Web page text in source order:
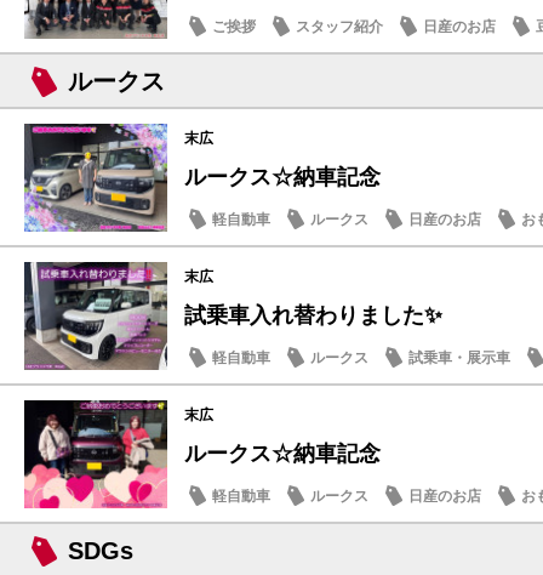
ご挨拶 スタッフ紹介 日産のお店
ルークス
末広
ルークス☆納車記念
軽自動車 ルークス 日産のお店 お
末広
試乗車入れ替わりました✨
軽自動車 ルークス 試乗車・展示車
末広
ルークス☆納車記念
軽自動車 ルークス 日産のお店 お
SDGs